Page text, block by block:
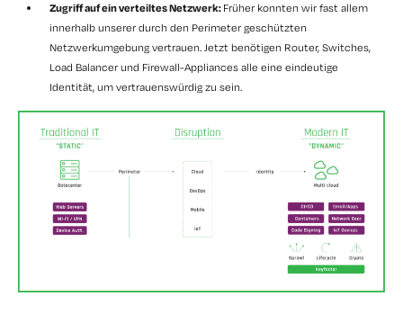
Zugriff auf ein verteiltes Netzwerk: Früher konnten wir fast allem
innerhalb unserer durch den Perimeter geschützten
Netzwerkumgebung vertrauen. Jetzt benötigen Router, Switches,
Load Balancer und Firewall-Appliances alle eine eindeutige
Identität, um vertrauenswürdig zu sein.